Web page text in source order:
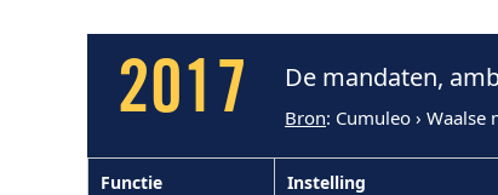
2017 De mandaten,
Bron: Cumuleo ›
Functie Instelling